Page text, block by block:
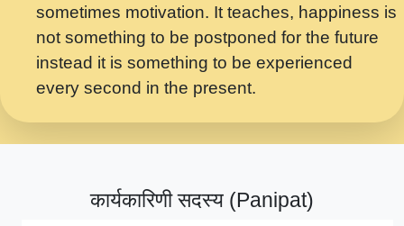
लडल ज बल ल क ज न लग Sadhvi Purnima Ji
7.9.2021 जवल नगर दलल #बसर.mp3
सख भ मझ पयर ह दख भ मझ पयर ह!छड म कस दत
सपरहट भजन 2021 - तर अखय ह जद भर बहर ज म
सपरहट शयम भजन - जय जय शयम जय जय शयम
sometimes motivation. It teaches, happiness is
not something to be postponed for the future
instead it is something to be experienced
every second in the present.
कार्यकारिणी सदस्य (Panipat)